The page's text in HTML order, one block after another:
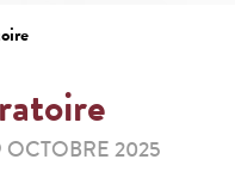
OCTOBRE 2025